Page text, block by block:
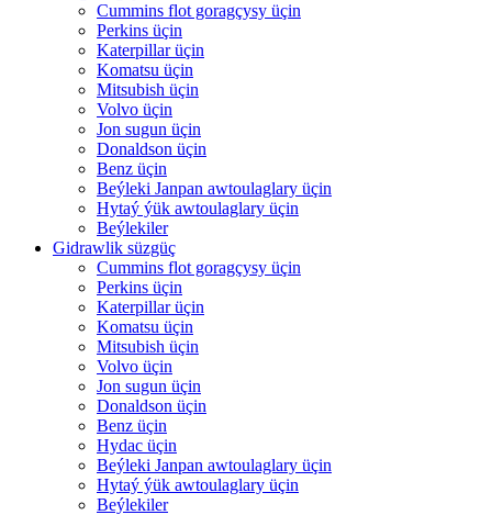
Cummins flot goragçysy üçin
Perkins üçin
Katerpillar üçin
Komatsu üçin
Mitsubish üçin
Volvo üçin
Jon sugun üçin
Donaldson üçin
Benz üçin
Beýleki Janpan awtoulaglary üçin
Hytaý ýük awtoulaglary üçin
Beýlekiler
Gidrawlik süzgüç
Cummins flot goragçysy üçin
Perkins üçin
Katerpillar üçin
Komatsu üçin
Mitsubish üçin
Volvo üçin
Jon sugun üçin
Donaldson üçin
Benz üçin
Hydac üçin
Beýleki Janpan awtoulaglary üçin
Hytaý ýük awtoulaglary üçin
Beýlekiler